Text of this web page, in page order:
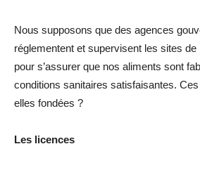
Nous supposons que des agences
réglementent et supervisent les sites
pour s’assurer que nos aliments sont
conditions sanitaires satisfaisantes.
elles fondées ?
Les licences